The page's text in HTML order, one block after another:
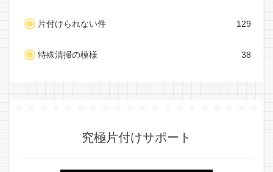
片付けられない件 129
特殊清掃の模様 38
究極片付けサポート